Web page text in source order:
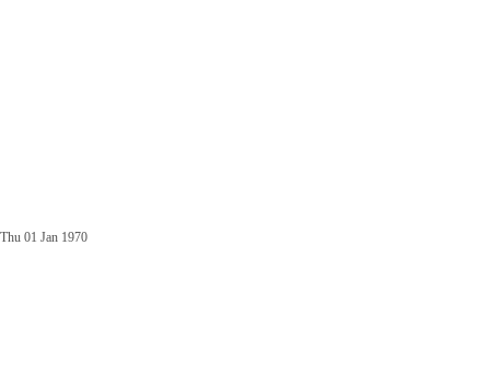
Thu 01 Jan 1970